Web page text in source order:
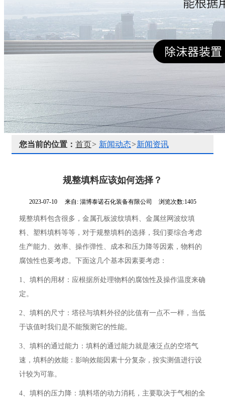
您当前的位置： 首页> 新闻动态>新闻资讯
规整填料应该如何选择？
2023-07-10 来自: 淄博泰诺石化装备有限公司 浏览次数:1405
规整填料包含很多，金属孔板波纹填料、金属丝网波纹填
料、塑料填料等等，对于规整填料的选择，我们要综合考虑
生产能力、效率、操作弹性、成本和压力降等因素，物料的
腐蚀性也要考虑。下面这几个基本因素要考虑：
1、填料的用材：应根据所处理物料的腐蚀性及操作温度来确
定。
2、填料的尺寸：塔径与填料外径的比值有一点不一样，当低
于该值时我们是不能预测它的性能。
3、填料的通过能力：填料的通过能力就是液泛点的空塔气
速，填料的效能：影响效能因素十分复杂，按实测值进行设
计较为可靠。
4、填料的压力降：填料塔的动力消耗，主要取决于气相的全